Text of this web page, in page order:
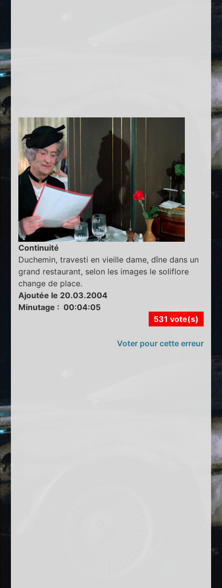
Continuité
Duchemin, travesti en vieille dame, dîne dans un
grand restaurant, selon les images le soliflore
change de place.
Ajoutée le 20.03.2004
Minutage : 00:04:05
531 vote(s)
Voter pour cette erreur